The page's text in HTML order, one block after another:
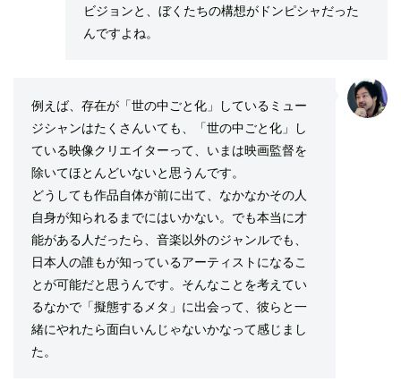
ビジョンと、ぼくたちの構想がドンピシャだった
んですよね。
例えば、存在が「世の中ごと化」しているミュー
ジシャンはたくさんいても、「世の中ごと化」し
ている映像クリエイターって、いまは映画監督を
除いてほとんどいないと思うんです。
どうしても作品自体が前に出て、なかなかその人
自身が知られるまでにはいかない。でも本当に才
能がある人だったら、音楽以外のジャンルでも、
日本人の誰もが知っているアーティストになるこ
とが可能だと思うんです。そんなことを考えてい
るなかで「擬態するメタ」に出会って、彼らと一
緒にやれたら面白いんじゃないかなって感じまし
た。